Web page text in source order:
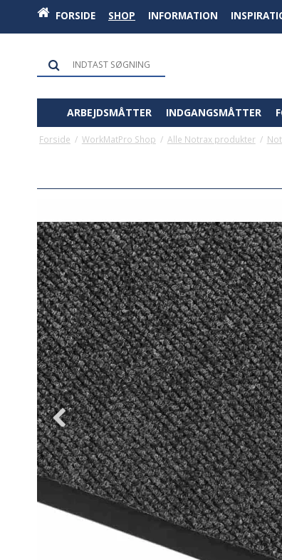
FORSIDE SHOP INFORMATION
ARBEJDSMÅTTER INDGANGSMÅTTER
Forside / WorkMatPro Shop / Alle Notrax produkter /